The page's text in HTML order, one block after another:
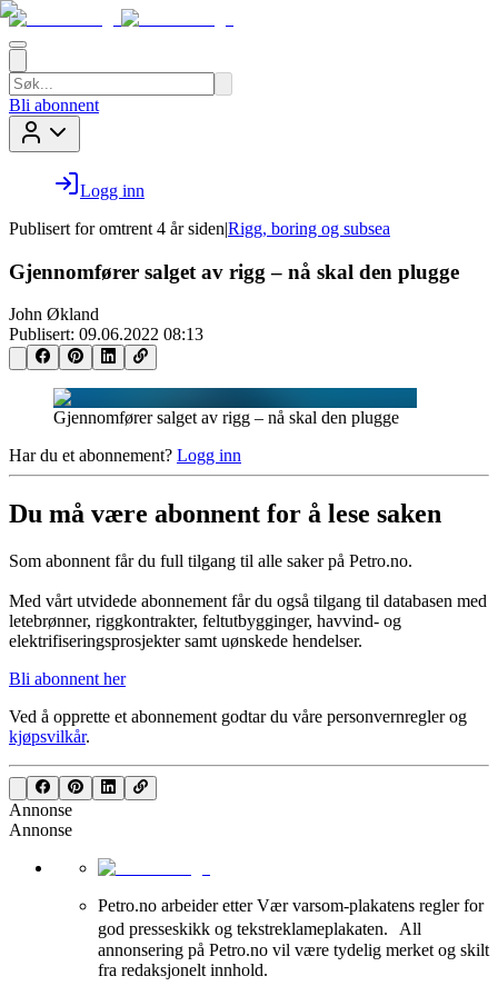
Bli abonnent
Logg inn
Publisert for omtrent 4 år siden|Rigg, boring og subsea
Gjennomfører salget av rigg – nå skal den plugge
John Økland
Publisert: 09.06.2022 08:13
Gjennomfører salget av rigg – nå skal den plugge
Har du et abonnement? Logg inn
Du må være abonnent for å lese saken
Som abonnent får du full tilgang til alle saker på Petro.no.
Med vårt utvidede abonnement får du også tilgang til databasen med
letebrønner, riggkontrakter, feltutbygginger, havvind- og
elektrifiseringsprosjekter samt uønskede hendelser.
Bli abonnent her
Ved å opprette et abonnement godtar du våre personvernreglerog
kjøpsvilkår.
Annonse
Annonse
Petro.no arbeider etter Vær varsom-plakatens regler for
god presseskikk og tekstreklameplakaten. All
annonsering på Petro.no vil være tydelig merket og skilt
fra redaksjonelt innhold.